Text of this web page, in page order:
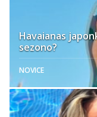
Havaianas
sezono?
NOVICE